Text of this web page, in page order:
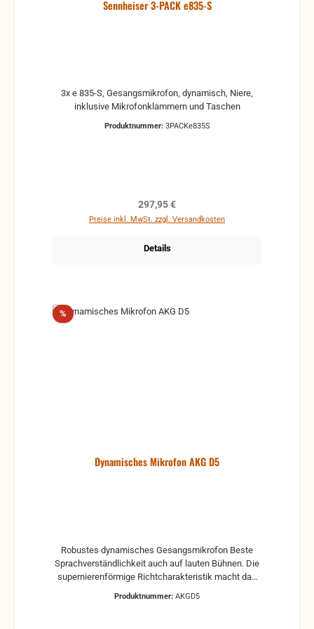
Sennheiser 3-PACK e835-S
3x e 835-S, Gesangsmikrofon, dynamisch, Niere,
inklusive Mikrofonklammern und Taschen
Produktnummer: 3PACKe835S
Regulärer Preis:
297,95 €
Preise inkl. MwSt. zzgl. Versandkosten
Details
%Rabatt
Dynamisches Mikrofon AKG D5
Robustes dynamisches Gesangsmikrofon Beste
Sprachverständlichkeit auch auf lauten Bühnen. Die
supernierenförmige Richtcharakteristik macht das
Produktnummer: AKGD5